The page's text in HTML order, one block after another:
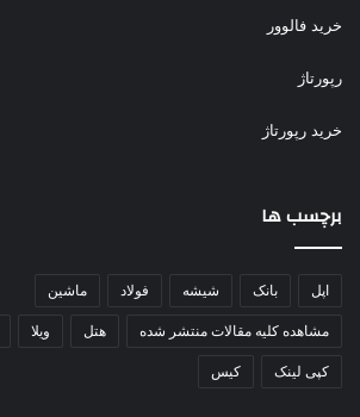
خرید فالوور
رپورتاژ
خرید رپورتاژ
برچسب ها
اپل بانک شیشه فولاد ماشین
مشاهده کلیه مقالات منتشر شده هتل ویلا
کپی لینک کیس